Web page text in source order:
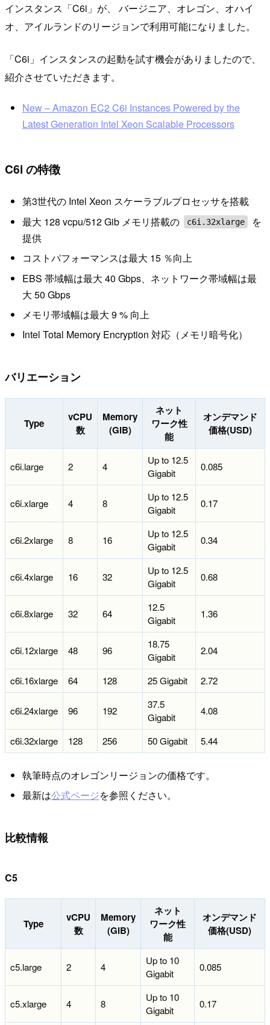
インスタンス「C6i」が、 バージニア、オレゴン、オハイ
オ、アイルランドのリージョンで利用可能になりました。
「C6i」インスタンスの起動を試す機会がありましたので、
紹介させていただきます。
New – Amazon EC2 C6i Instances Powered by the
Latest Generation Intel Xeon Scalable Processors
C6i の特徴
第3世代の Intel Xeon スケーラブルプロセッサを搭載
最大 128 vcpu/512 Gib メモリ搭載の
c6i.32xlarge
を
提供
コストパフォーマンスは最大 15 ％向上
EBS 帯域幅は最大 40 Gbps、ネットワーク帯域幅は最
大 50 Gbps
メモリ帯域幅は最大 9 % 向上
Intel Total Memory Encryption 対応（メモリ暗号化）
バリエーション
Type
vCPU
数
Memory
(GiB)
ネット
ワーク性
能
オンデマンド
価格(USD)
c6i.large 2 4
Up to 12.5
Gigabit
0.085
c6i.xlarge 4 8
Up to 12.5
Gigabit
0.17
c6i.2xlarge 8 16
Up to 12.5
Gigabit
0.34
c6i.4xlarge 16 32
Up to 12.5
Gigabit
0.68
c6i.8xlarge 32 64
12.5
Gigabit
1.36
c6i.12xlarge 48 96
18.75
Gigabit
2.04
c6i.16xlarge 64 128 25 Gigabit 2.72
c6i.24xlarge 96 192
37.5
Gigabit
4.08
c6i.32xlarge 128 256 50 Gigabit 5.44
執筆時点のオレゴンリージョンの価格です。
最新は公式ページを参照ください。
比較情報
C5
Type
vCPU
数
Memory
(GiB)
ネット
ワーク性
能
オンデマンド
価格(USD)
c5.large 2 4
Up to 10
Gigabit
0.085
c5.xlarge 4 8
Up to 10
Gigabit
0.17